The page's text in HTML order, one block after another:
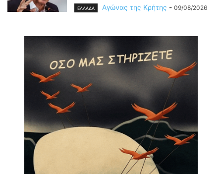
ΕΛΛΑΔΑ Αγώνας της Κρήτης - 09/08/2026